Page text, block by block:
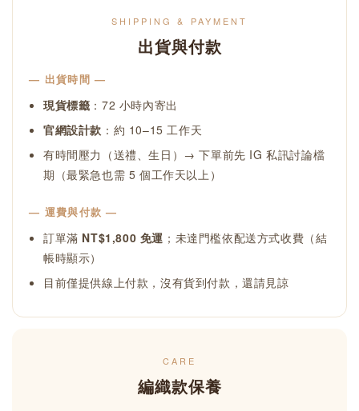
SHIPPING & PAYMENT
出貨與付款
— 出貨時間 —
現貨標籤 ：72 小時內寄出
官網設計款 ：約 10–15 工作天
有時間壓力（送禮、生日）→ 下單前先 IG 私訊討論檔
期（最緊急也需 5 個工作天以上）
— 運費與付款 —
訂單滿 NT$1,800 免運 ；未達門檻依配送方式收費（結
帳時顯示）
目前僅提供線上付款，沒有貨到付款，還請見諒
CARE
編織款保養